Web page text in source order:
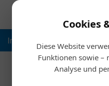
Cookies
Diese Website
Funktionen sowie
Analyse und
Inspiration